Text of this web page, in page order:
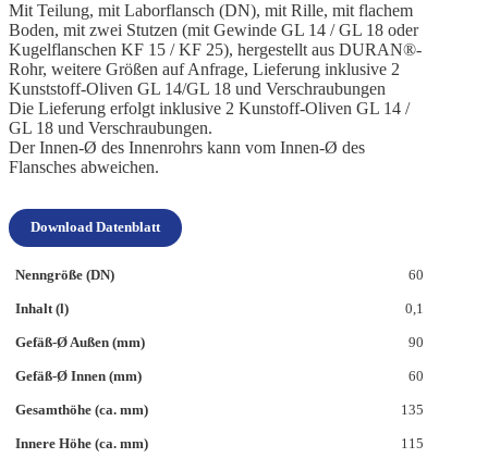
Mit Teilung, mit Laborflansch (DN), mit Rille, mit flachem
Boden, mit zwei Stutzen (mit Gewinde GL 14 / GL 18 oder
Kugelflanschen KF 15 / KF 25), hergestellt aus DURAN®-
Rohr, weitere Größen auf Anfrage, Lieferung inklusive 2
Kunststoff-Oliven GL 14/GL 18 und Verschraubungen
Die Lieferung erfolgt inklusive 2 Kunstoff-Oliven GL 14 /
GL 18 und Verschraubungen.
Der Innen‑Ø des Innenrohrs kann vom Innen‑Ø des
Flansches abweichen.
Download Datenblatt
60
0,1
90
60
135
115